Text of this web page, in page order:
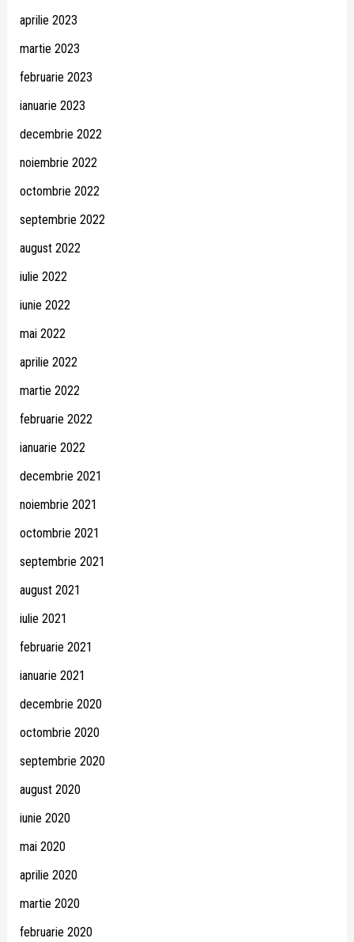
aprilie 2023
martie 2023
februarie 2023
ianuarie 2023
decembrie 2022
noiembrie 2022
octombrie 2022
septembrie 2022
august 2022
iulie 2022
iunie 2022
mai 2022
aprilie 2022
martie 2022
februarie 2022
ianuarie 2022
decembrie 2021
noiembrie 2021
octombrie 2021
septembrie 2021
august 2021
iulie 2021
februarie 2021
ianuarie 2021
decembrie 2020
octombrie 2020
septembrie 2020
august 2020
iunie 2020
mai 2020
aprilie 2020
martie 2020
februarie 2020